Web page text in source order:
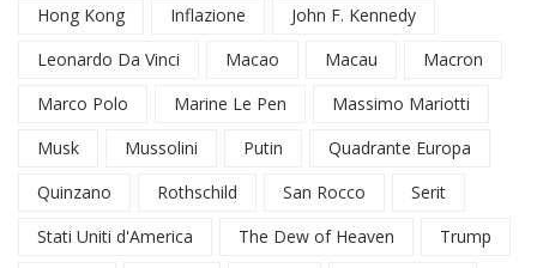
Hong Kong
Inflazione
John F. Kennedy
Leonardo Da Vinci
Macao Macau
Macron
Marco Polo
Marine Le Pen
Massimo Mariotti
Musk
Mussolini Putin
Quadrante Europa
Quinzano
Rothschild San Rocco
Serit
Stati Uniti d'America
The Dew of Heaven
Trump